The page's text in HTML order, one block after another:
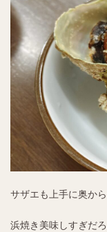
サザエも上手に奥か
浜焼き美味しすぎだ